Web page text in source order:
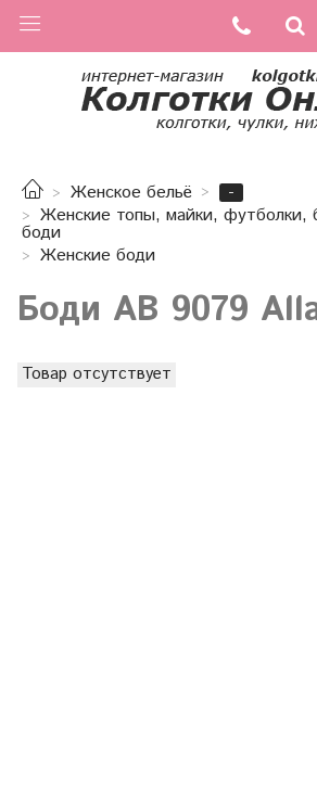
Женское бельё
-
Женские топы, майки, футболки,
боди
Женские боди
Боди AB 9079
Товар отсутствует